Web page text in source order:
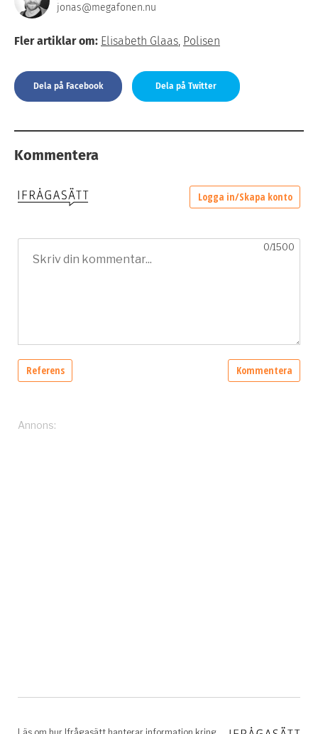
jonas@megafonen.nu
Fler artiklar om: Elisabeth Glaas, Polisen
Dela på Facebook Dela på Twitter
Kommentera